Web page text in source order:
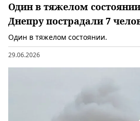
Один в тяжелом
Днепру пострадали 7
Один в тяжелом состоянии.
29.06.2026